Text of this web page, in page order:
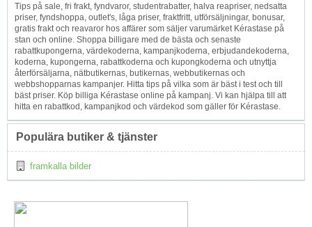
Tips på sale, fri frakt, fyndvaror, studentrabatter, halva reapriser, nedsatta
priser, fyndshoppa, outlet's, låga priser, fraktfritt, utförsäljningar, bonusar,
gratis frakt och reavaror hos affärer som säljer varumärket Kérastase på
stan och online. Shoppa billigare med de bästa och senaste
rabattkupongerna, värdekoderna, kampanjkoderna, erbjudandekoderna,
koderna, kupongerna, rabattkoderna och kupongkoderna och utnyttja
återförsäljarna, nätbutikernas, butikernas, webbutikernas och
webbshopparnas kampanjer. Hitta tips på vilka som är bäst i test och till
bäst priser. Köp billiga Kérastase online på kampanj. Vi kan hjälpa till att
hitta en rabattkod, kampanjkod och värdekod som gäller för Kérastase.
Populära butiker & tjänster
framkalla bilder